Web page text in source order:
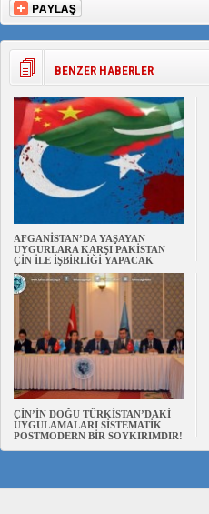
BENZER HABERLER
AFGANİSTAN’DA YAŞAYAN
UYGURLARA KARŞI PAKİSTAN
ÇİN İLE İŞBİRLİĞİ YAPACAK
ÇİN’İN DOĞU TÜRKİSTAN’DAKİ
UYGULAMALARI SİSTEMATİK
POSTMODERN BİR SOYKIRIMDIR!